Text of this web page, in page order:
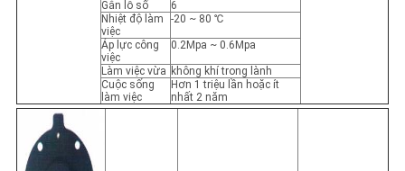
Gắn lỗ số
6
Nhiệt độ làm
việc
-20 ~ 80 ℃
Áp lực công
việc
0.2Mpa ~ 0.6Mpa
Làm việc vừa không khí trong lành
Cuộc sống
làm việc
Hơn 1 triệu lần hoặc ít
nhất 2 năm